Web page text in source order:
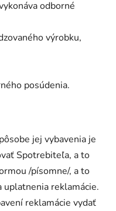
odborné
výrobku,
posúdenia.
jej vybavenia je
Spotrebiteľa, a to
/písomne/, a to
uplatnenia reklamácie.
reklamácie vydať